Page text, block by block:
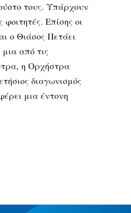
τους. Υπάρχουν
Επίσης οι
ο Θιάσος Πετάει
από τις
η Ορχήστρα
διαγωνισμός
μια έντονη